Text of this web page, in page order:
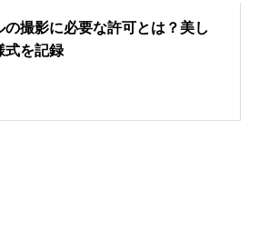
撮影に必要な許可とは？美し
式を記録